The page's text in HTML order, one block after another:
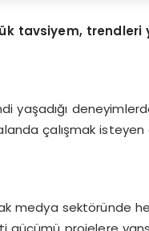
tavsiyem, trendleri
yaşadığı
çalışmak
medya sektöründe